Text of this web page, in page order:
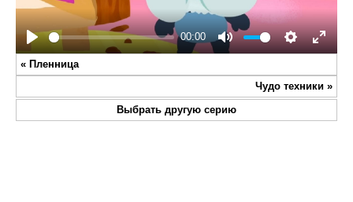
Play
00:00
Mute Settings
Enter
« Пленница
Чудо техники »
Выбрать другую серию